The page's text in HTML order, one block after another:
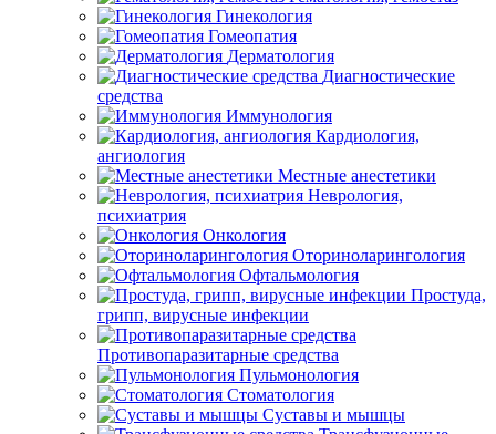
Гинекология
Гомеопатия
Дерматология
Диагностические
средства
Иммунология
Кардиология,
ангиология
Местные анестетики
Неврология,
психиатрия
Онкология
Оториноларингология
Офтальмология
Простуда,
грипп, вирусные инфекции
Противопаразитарные средства
Пульмонология
Стоматология
Суставы и мышцы